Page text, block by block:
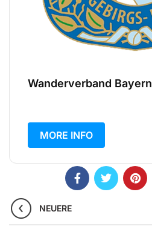
Wanderverband Bayern
MORE INFO
NEUERE